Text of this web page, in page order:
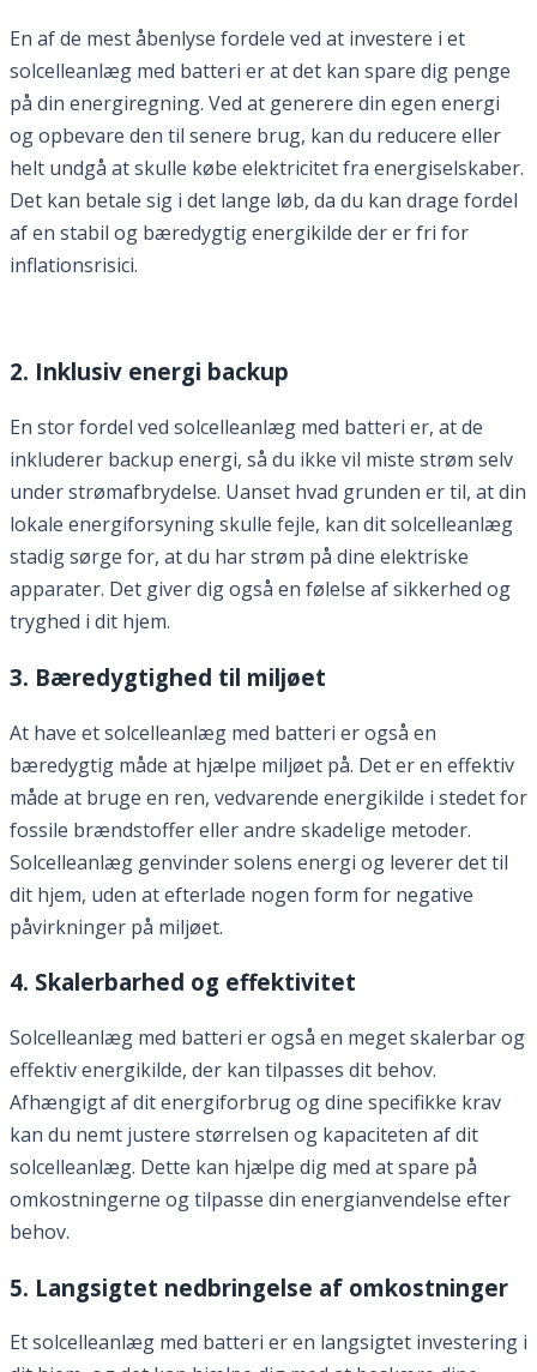
En af de mest åbenlyse fordele ved at investere i et
solcelleanlæg med batteri er at det kan spare dig penge
på din energiregning. Ved at generere din egen energi
og opbevare den til senere brug, kan du reducere eller
helt undgå at skulle købe elektricitet fra energiselskaber.
Det kan betale sig i det lange løb, da du kan drage fordel
af en stabil og bæredygtig energikilde der er fri for
inflationsrisici.
2. Inklusiv energi backup
En stor fordel ved solcelleanlæg med batteri er, at de
inkluderer backup energi, så du ikke vil miste strøm selv
under strømafbrydelse. Uanset hvad grunden er til, at din
lokale energiforsyning skulle fejle, kan dit solcelleanlæg
stadig sørge for, at du har strøm på dine elektriske
apparater. Det giver dig også en følelse af sikkerhed og
tryghed i dit hjem.
3. Bæredygtighed til miljøet
At have et solcelleanlæg med batteri er også en
bæredygtig måde at hjælpe miljøet på. Det er en effektiv
måde at bruge en ren, vedvarende energikilde i stedet for
fossile brændstoffer eller andre skadelige metoder.
Solcelleanlæg genvinder solens energi og leverer det til
dit hjem, uden at efterlade nogen form for negative
påvirkninger på miljøet.
4. Skalerbarhed og effektivitet
Solcelleanlæg med batteri er også en meget skalerbar og
effektiv energikilde, der kan tilpasses dit behov.
Afhængigt af dit energiforbrug og dine specifikke krav
kan du nemt justere størrelsen og kapaciteten af dit
solcelleanlæg. Dette kan hjælpe dig med at spare på
omkostningerne og tilpasse din energianvendelse efter
behov.
5. Langsigtet nedbringelse af omkostninger
Et solcelleanlæg med batteri er en langsigtet investering i